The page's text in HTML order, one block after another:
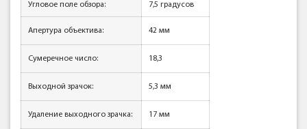
Угловое поле обзора: 7,5 градусов
Апертура объектива: 42 мм
Сумеречное число: 18,3
Выходной зрачок: 5,3 мм
Удаление выходного зрачка: 17 мм